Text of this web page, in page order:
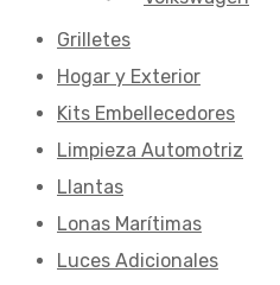
Grilletes
Hogar y Exterior
Kits Embellecedores
Limpieza Automotriz
Llantas
Lonas Marítimas
Luces Adicionales